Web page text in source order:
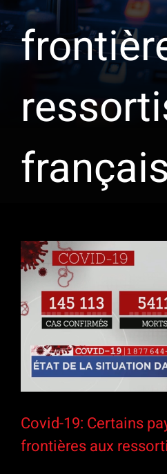
français
Voir
l'image
agrandie
Covid-19: Certains
frontières aux